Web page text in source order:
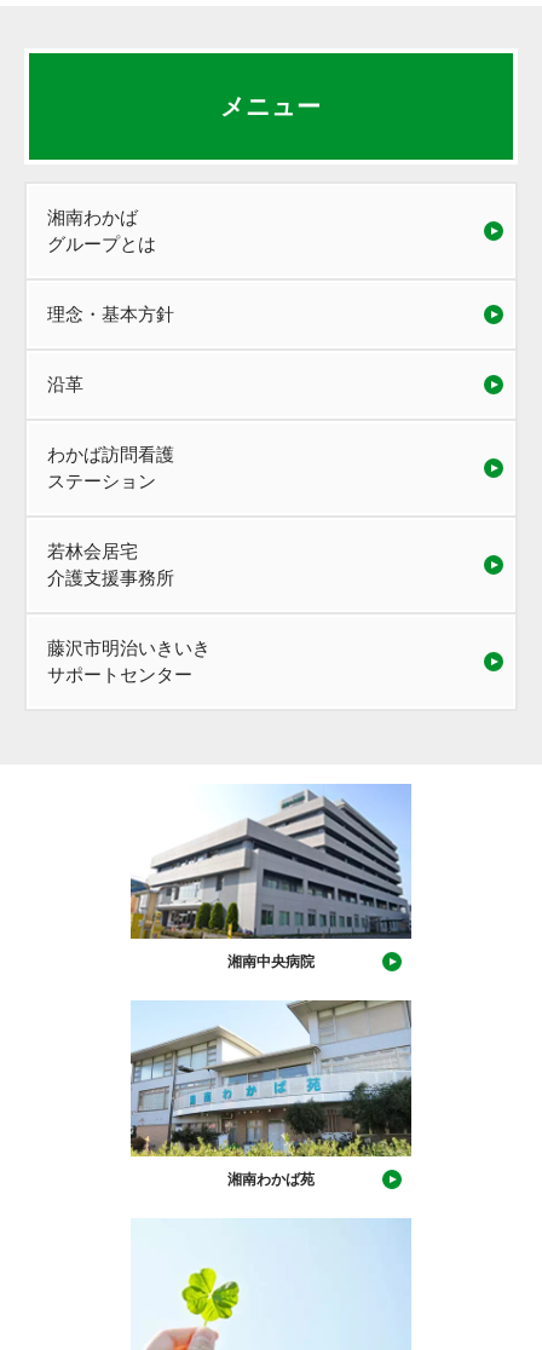
メニュー
湘南わかば
グループとは
理念・基本方針
沿革
わかば訪問看護
ステーション
若林会居宅
介護支援事務所
藤沢市明治いきいき
サポートセンター
湘南中央病院
湘南わかば苑